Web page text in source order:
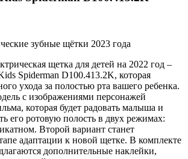
щетка для детей на 2022 год –
Spiderman D100.413.2K, которая
ухода за полостью рта вашего ребенка.
с изображениями персонажей
которая будет радовать малыша и
его ротовую полость в двух режимах:
Второй вариант станет
адаптации к новой щетке. В комплекте
дополнительные наклейки,